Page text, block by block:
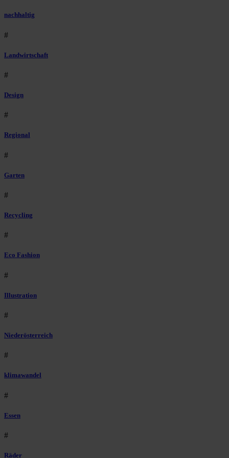
nachhaltig
#
Landwirtschaft
#
Design
#
Regional
#
Garten
#
Recycling
#
Eco Fashion
#
Illustration
#
Niederösterreich
#
klimawandel
#
Essen
#
Räder